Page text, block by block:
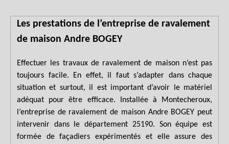
Les prestations de l’entreprise de ravalement
de maison Andre BOGEY
Effectuer les travaux de ravalement de maison n’est pas
toujours facile. En effet, il faut s’adapter dans chaque
situation et surtout, il est important d’avoir le matériel
adéquat pour être efficace. Installée à Montecheroux,
l’entreprise de ravalement de maison Andre BOGEY peut
intervenir dans le département 25190. Son équipe est
formée de façadiers expérimentés et elle assure des